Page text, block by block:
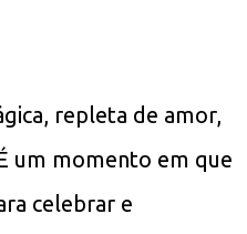
repleta de amor,
um momento em que
celebrar e